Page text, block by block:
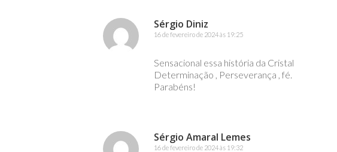
Sérgio Diniz
16 de fevereiro de 2024 às 19:25
Sensacional essa história da Cristal
Determinação , Perseverança , fé.
Parabéns!
Sérgio Amaral Lemes
16 de fevereiro de 2024 às 19:32